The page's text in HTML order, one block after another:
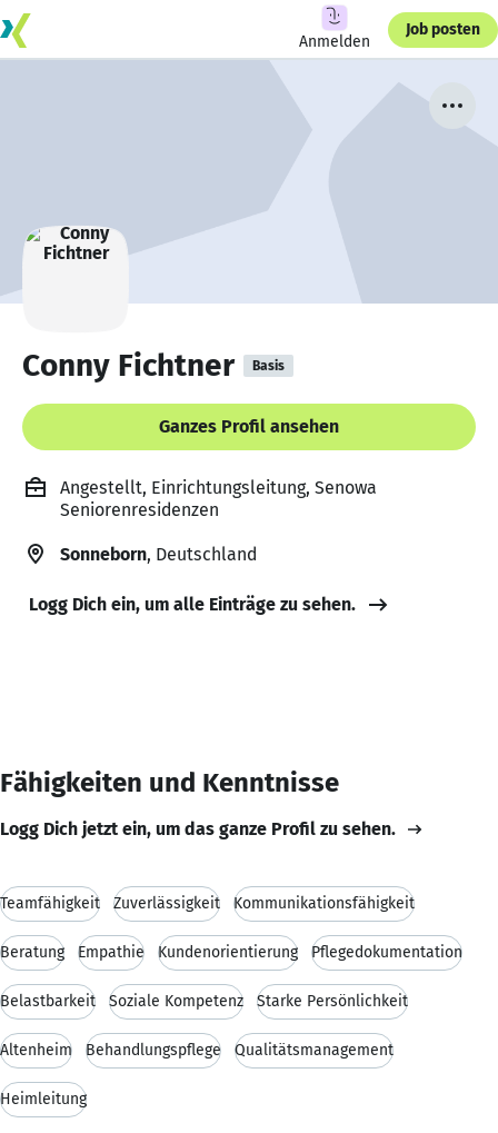
Anmelden
Job posten
Conny Fichtner Basis
Ganzes Profil ansehen
Angestellt, Einrichtungsleitung, Senowa
Seniorenresidenzen
Sonneborn, Deutschland
Logg Dich ein, um alle Einträge zu sehen.
Fähigkeiten und Kenntnisse
Logg Dich jetzt ein, um das ganze Profil zu sehen.
Teamfähigkeit Zuverlässigkeit Kommunikationsfähigkeit
Beratung Empathie Kundenorientierung Pflegedokumentation
Belastbarkeit Soziale Kompetenz Starke Persönlichkeit
Altenheim Behandlungspflege Qualitätsmanagement
Heimleitung